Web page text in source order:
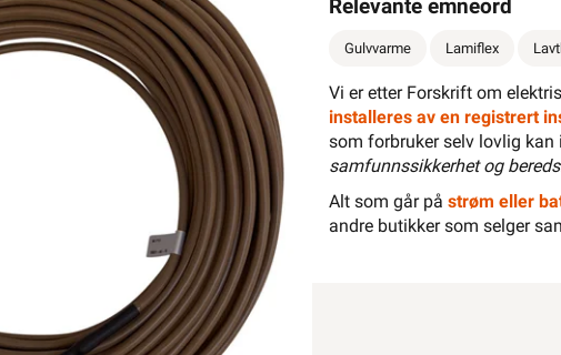
6 999,-
Relevante emneord
Gulvvarme Lamiflex
Vi er etter Forskrift om
installeres av en registrert
som forbruker selv lovlig kan
samfunnssikkerhet og
Alt som går på strøm eller
andre butikker som selger